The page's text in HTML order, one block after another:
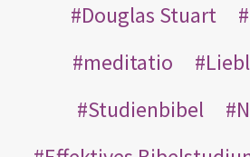
Douglas Stuart
meditatio
Studienbibel